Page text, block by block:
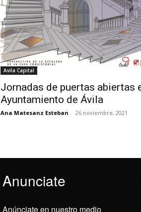
Avila Capital
Jornadas de puertas abiertas
Ayuntamiento de Ávila
Ana Matesanz Esteban - 26 noviembre, 2021
Anunciate
Anúnciate en nuestro medio